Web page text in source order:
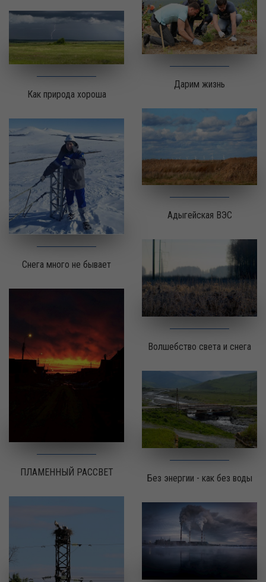
Как природа хороша
Дарим жизнь
Снега много не бывает
Адыгейская ВЭС
ПЛАМЕННЫЙ РАССВЕТ
Волшебство света и снега
Без энергии - как без воды